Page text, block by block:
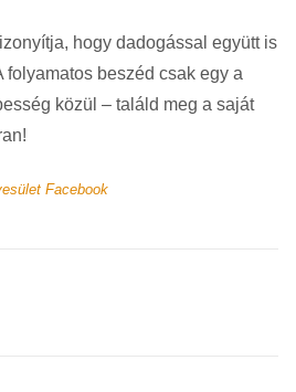
hogy dadogással együtt is
folyamatos beszéd csak egy a
közül – találd meg a saját
Facebook